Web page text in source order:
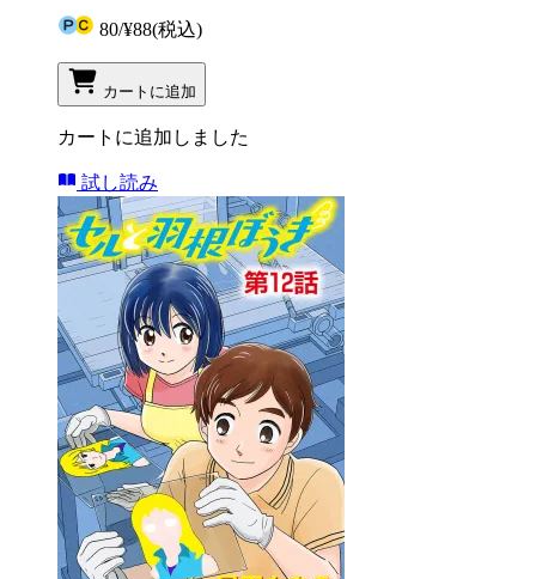
80/¥88(税込)
カートに追加
カートに追加しました
試し読み